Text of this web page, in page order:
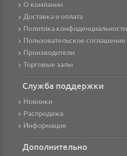
О компании
Доставка и оплата
Политика конфиденциальности
Пользовательское соглашение
Производители
Торговые залы
Служба поддержки
Новинки
Распродажа
Информация
Дополнительно